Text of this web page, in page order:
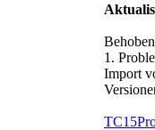
1.
Import